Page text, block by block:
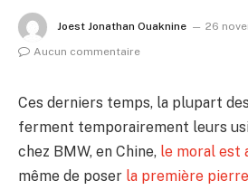
Joest Jonathan Ouaknine
26
Aucun commentaire
Ces derniers temps, la plupart
ferment temporairement leurs
chez BMW, en Chine, le moral est
même de poser la première